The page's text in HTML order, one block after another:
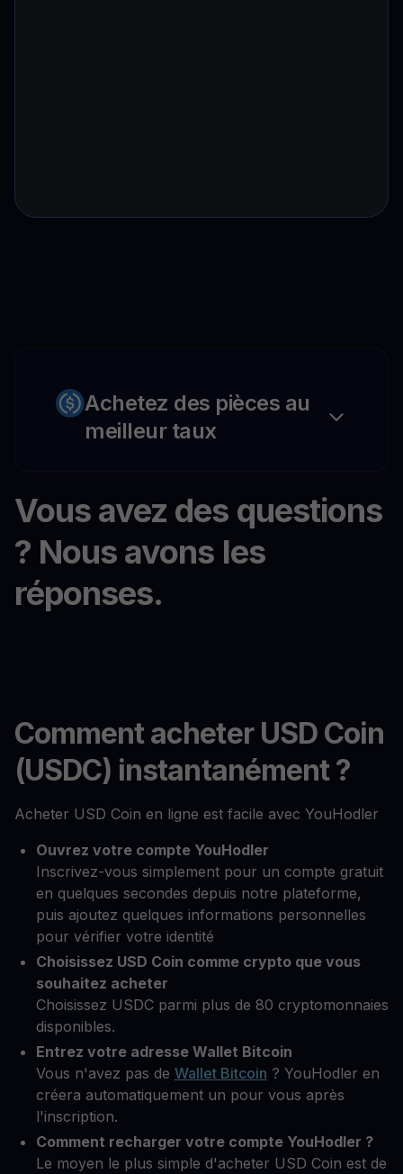
Achetez des pièces au
meilleur taux
Vous avez des questions
? Nous avons les
réponses.
Comment acheter USD Coin
(USDC) instantanément ?
Acheter USD Coin en ligne est facile avec YouHodler
Ouvrez votre compte YouHodler
Inscrivez-vous simplement pour un compte gratuit
en quelques secondes depuis notre plateforme,
puis ajoutez quelques informations personnelles
pour vérifier votre identité
Choisissez USD Coin comme crypto que vous
souhaitez acheter
Choisissez USDC parmi plus de 80 cryptomonnaies
disponibles.
Entrez votre adresse Wallet Bitcoin
Vous n'avez pas de Wallet Bitcoin ? YouHodler en
créera automatiquement un pour vous après
l'inscription.
Comment recharger votre compte YouHodler ?
Le moyen le plus simple d'acheter USD Coin est de